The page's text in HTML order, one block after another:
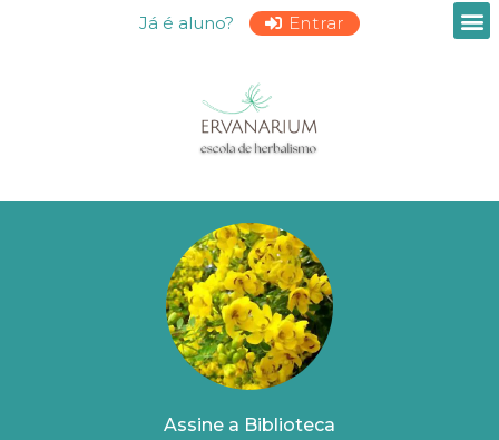
Já é aluno? Entrar
Assine a Biblioteca